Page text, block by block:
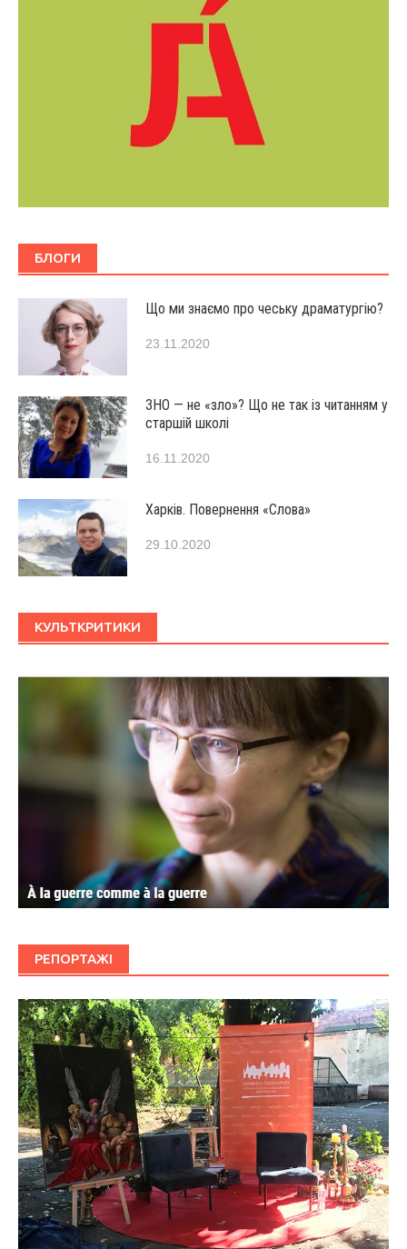
БЛОГИ
Що ми знаємо про чеську драматургію?
23.11.2020
ЗНО — не «зло»? Що не так із читанням у
старшій школі
16.11.2020
Харків. Повернення «Слова»
29.10.2020
КУЛЬТКРИТИКИ
РЕПОРТАЖІ